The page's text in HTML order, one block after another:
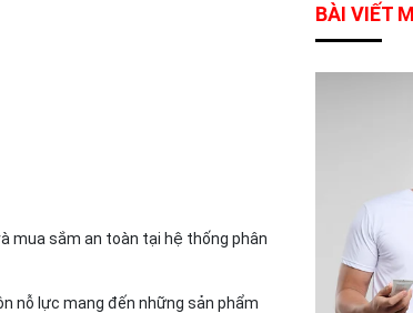
mua sắm an toàn tại hệ thống phân
nỗ lực mang đến những sản phẩm
BÀI VIẾT